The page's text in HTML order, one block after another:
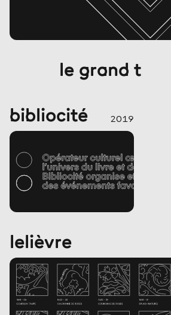
le grand t
bibliocité 2019
lelièvre